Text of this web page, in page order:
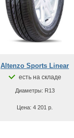
Altenzo Sports Linear
есть на складе
Диаметры: R13
Цена: 4 201 р.